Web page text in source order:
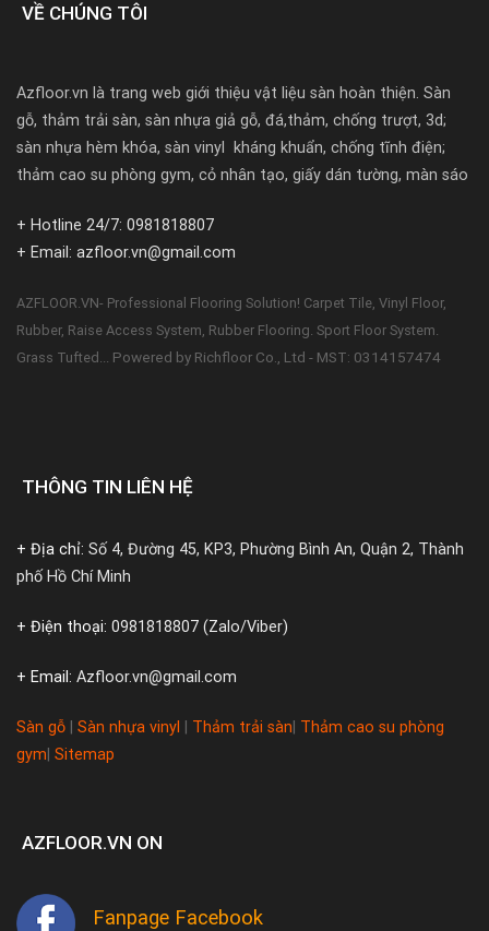
VỀ CHÚNG TÔI
Azfloor.vn là trang web giới thiệu vật liệu sàn hoàn thiện. Sàn
gỗ, thảm trải sàn, sàn nhựa giả gỗ, đá,thảm, chống trượt, 3d;
sàn nhựa hèm khóa, sàn vinyl kháng khuẩn, chống tĩnh điện;
thảm cao su phòng gym, cỏ nhân tạo, giấy dán tường, màn sáo
+ Hotline 24/7: 0981818807
+ Email: azfloor.vn@gmail.com
AZFLOOR.VN- Professional Flooring Solution! Carpet Tile, Vinyl Floor,
Rubber, Raise Access System, Rubber Flooring. Sport Floor System.
Grass Tufted... Powered by Richfloor Co., Ltd - MST: 0314157474
THÔNG TIN LIÊN HỆ
+ Địa chỉ: Số 4, Đường 45, KP3, Phường Bình An, Quận 2, Thành
phố Hồ Chí Minh
+ Điện thoại: 0981818807 (Zalo/Viber)
+ Email: Azfloor.vn@gmail.com
Sàn gỗ Sàn nhựa vinyl Thảm trải sàn Thảm cao su phòng
gym Sitemap
AZFLOOR.VN ON
Fanpage Facebook